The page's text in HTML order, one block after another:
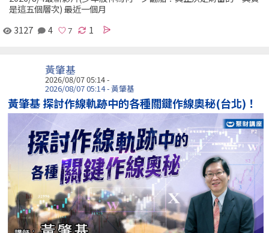
是這五個層次) 最近一個月
3127
4 1
黃肇基
2026/08/07 05:14 -
2026/08/07 05:14 - 黃肇基
黃肇基 探討作線軌跡中的各種關鍵作線奧秘(台北)！